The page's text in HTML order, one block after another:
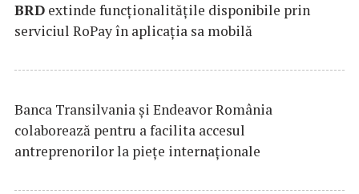
BRD extinde funcţionalităţile disponibile prin
serviciul RoPay în aplicaţia sa mobilă
Banca Transilvania şi Endeavor România
colaborează pentru a facilita accesul
antreprenorilor la pieţe internaţionale